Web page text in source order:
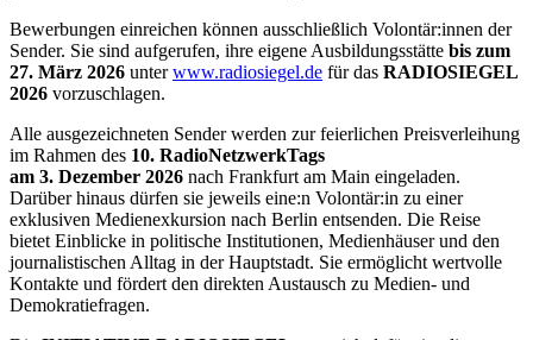
Bewerbungen einreichen können ausschließlich Volontär:innen der
Sender. Sie sind aufgerufen, ihre eigene Ausbildungsstätte bis zum
27. März 2026 unterwww.radiosiegel.de für das RADIOSIEGEL
2026 vorzuschlagen.
Alle ausgezeichneten Sender werden zur feierlichen Preisverleihung
im Rahmen des 10. RadioNetzwerkTags
am 3. Dezember 2026 nach Frankfurt am Main eingeladen.
Darüber hinaus dürfen sie jeweils eine:n Volontär:in zu einer
exklusiven Medienexkursion nach Berlin entsenden. Die Reise
bietet Einblicke in politische Institutionen, Medienhäuser und den
journalistischen Alltag in der Hauptstadt. Sie ermöglicht wertvolle
Kontakte und fördert den direkten Austausch zu Medien- und
Demokratiefragen.